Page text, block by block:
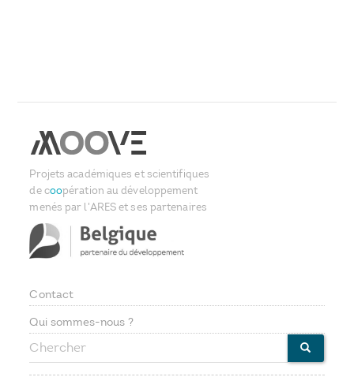
Projets académiques et scientifiques
de coopération au développement
menés par l'ARES et ses partenaires
Footer
menu
Contact
Qui sommes-nous ?
Chercher